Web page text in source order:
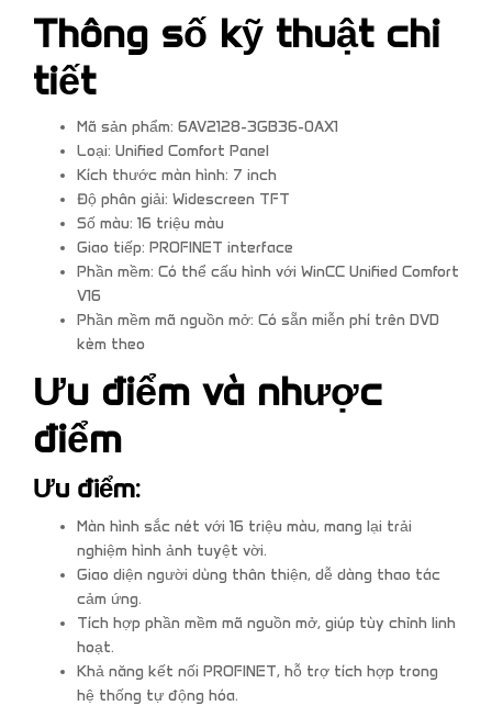
Thông số kỹ thuật chi
tiết
Mã sản phẩm: 6AV2128-3GB36-0AX1
Loại: Unified Comfort Panel
Kích thước màn hình: 7 inch
Độ phân giải: Widescreen TFT
Số màu: 16 triệu màu
Giao tiếp: PROFINET interface
Phần mềm: Có thể cấu hình với WinCC Unified Comfort
V16
Phần mềm mã nguồn mở: Có sẵn miễn phí trên DVD
kèm theo
Ưu điểm và nhược
điểm
Ưu điểm:
Màn hình sắc nét với 16 triệu màu, mang lại trải
nghiệm hình ảnh tuyệt vời.
Giao diện người dùng thân thiện, dễ dàng thao tác
cảm ứng.
Tích hợp phần mềm mã nguồn mở, giúp tùy chỉnh linh
hoạt.
Khả năng kết nối PROFINET, hỗ trợ tích hợp trong
hệ thống tự động hóa.